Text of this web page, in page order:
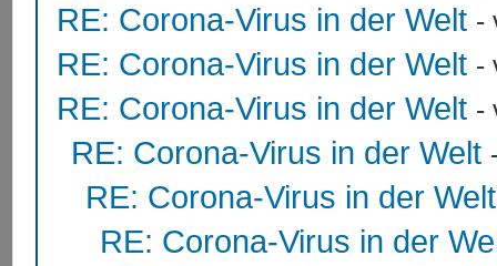
RE: Corona-Virus in der Welt -
RE: Corona-Virus in der Welt -
RE: Corona-Virus in der Welt -
RE: Corona-Virus in der Welt
RE: Corona-Virus in der Welt
RE: Corona-Virus in der